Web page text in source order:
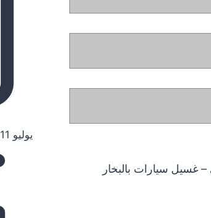
غسيل سيارات بالبخار
يوليو 11, 2024